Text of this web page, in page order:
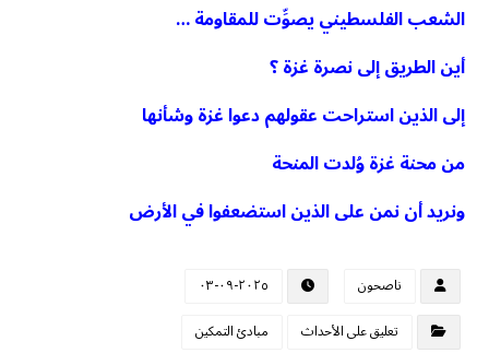
الشعب الفلسطيني يصوِّت للمقاومة …
أين الطريق إلى نصرة غزة ؟
إلى الذين استراحت عقولهم دعوا غزة وشأنها
من محنة غزة وُلدت المنحة
ونريد أن نمن على الذين استضعفوا في الأرض
ناصحون
٢٠٢٥-٠٩-٠٣
تعليق على الأحداث
مبادئ التمكين